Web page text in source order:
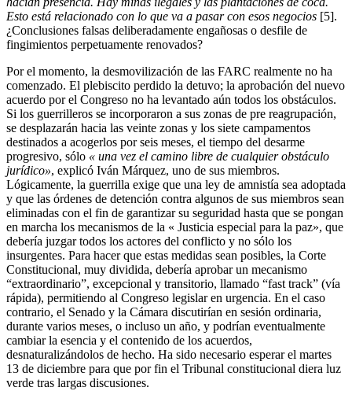
Esto está relacionado con lo que va a pasar con esos negocios [5].
¿Conclusiones falsas deliberadamente engañosas o desfile de
fingimientos perpetuamente renovados?
Por el momento, la desmovilización de las FARC realmente no ha
comenzado. El plebiscito perdido la detuvo; la aprobación del nuevo
acuerdo por el Congreso no ha levantado aún todos los obstáculos.
Si los guerrilleros se incorporaron a sus zonas de pre reagrupación,
se desplazarán hacia las veinte zonas y los siete campamentos
destinados a acogerlos por seis meses, el tiempo del desarme
progresivo, sólo « una vez el camino libre de cualquier obstáculo
jurídico», explicó Iván Márquez, uno de sus miembros.
Lógicamente, la guerrilla exige que una ley de amnistía sea adoptada
y que las órdenes de detención contra algunos de sus miembros sean
eliminadas con el fin de garantizar su seguridad hasta que se pongan
en marcha los mecanismos de la « Justicia especial para la paz», que
debería juzgar todos los actores del conflicto y no sólo los
insurgentes. Para hacer que estas medidas sean posibles, la Corte
Constitucional, muy dividida, debería aprobar un mecanismo
“extraordinario”, excepcional y transitorio, llamado “fast track” (vía
rápida), permitiendo al Congreso legislar en urgencia. En el caso
contrario, el Senado y la Cámara discutirían en sesión ordinaria,
durante varios meses, o incluso un año, y podrían eventualmente
cambiar la esencia y el contenido de los acuerdos,
desnaturalizándolos de hecho. Ha sido necesario esperar el martes
13 de diciembre para que por fin el Tribunal constitucional diera luz
verde tras largas discusiones.